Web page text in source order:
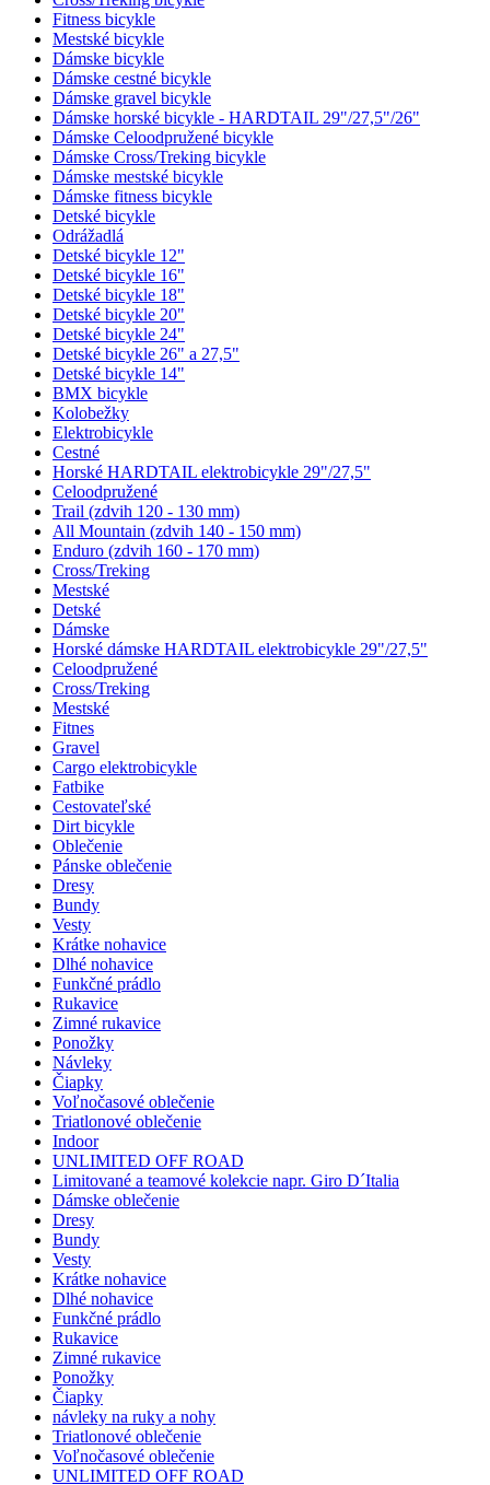
Fitness bicykle
Mestské bicykle
Dámske bicykle
Dámske cestné bicykle
Dámske gravel bicykle
Dámske horské bicykle - HARDTAIL 29"/27,5"/26"
Dámske Celoodpružené bicykle
Dámske Cross/Treking bicykle
Dámske mestské bicykle
Dámske fitness bicykle
Detské bicykle
Odrážadlá
Detské bicykle 12"
Detské bicykle 16"
Detské bicykle 18"
Detské bicykle 20"
Detské bicykle 24"
Detské bicykle 26" a 27,5"
Detské bicykle 14"
BMX bicykle
Kolobežky
Elektrobicykle
Cestné
Horské HARDTAIL elektrobicykle 29"/27,5"
Celoodpružené
Trail (zdvih 120 - 130 mm)
All Mountain (zdvih 140 - 150 mm)
Enduro (zdvih 160 - 170 mm)
Cross/Treking
Mestské
Detské
Dámske
Horské dámske HARDTAIL elektrobicykle 29"/27,5"
Celoodpružené
Cross/Treking
Mestské
Fitnes
Gravel
Cargo elektrobicykle
Fatbike
Cestovateľské
Dirt bicykle
Oblečenie
Pánske oblečenie
Dresy
Bundy
Vesty
Krátke nohavice
Dlhé nohavice
Funkčné prádlo
Rukavice
Zimné rukavice
Ponožky
Návleky
Čiapky
Voľnočasové oblečenie
Triatlonové oblečenie
Indoor
UNLIMITED OFF ROAD
Limitované a teamové kolekcie napr. Giro D´Italia
Dámske oblečenie
Dresy
Bundy
Vesty
Krátke nohavice
Dlhé nohavice
Funkčné prádlo
Rukavice
Zimné rukavice
Ponožky
Čiapky
návleky na ruky a nohy
Triatlonové oblečenie
Voľnočasové oblečenie
UNLIMITED OFF ROAD